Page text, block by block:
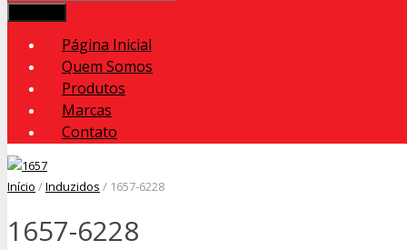
Página Inicial
Quem Somos
Produtos
Marcas
Contato
Início /Induzidos / 1657-6228
1657-6228